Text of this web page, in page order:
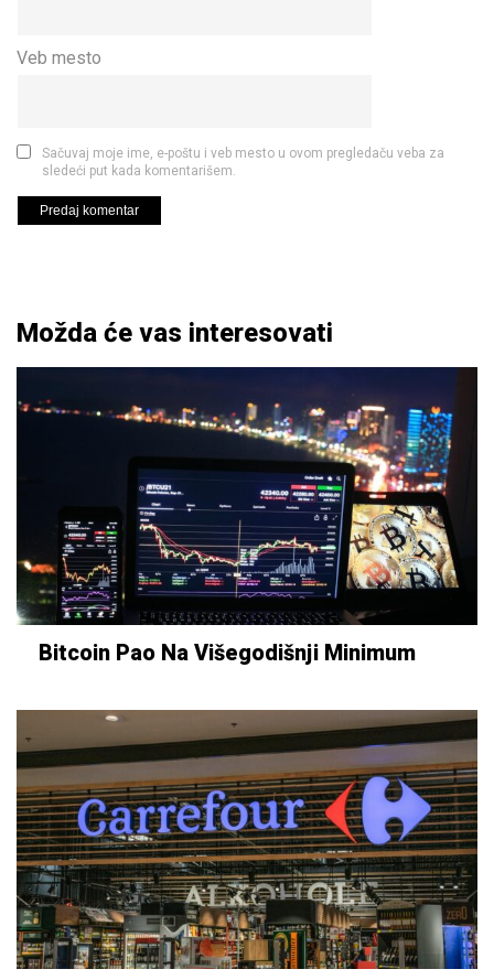
Veb mesto
Sačuvaj moje ime, e-poštu i veb mesto u ovom pregledaču veba za
sledeći put kada komentarišem.
Možda će vas interesovati
Bitcoin Pao Na Višegodišnji Minimum